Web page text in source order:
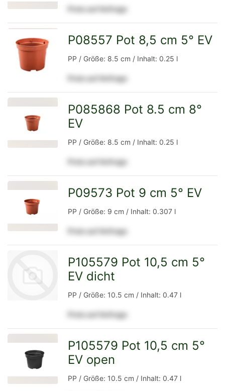
Detailseite
Preis auf Anfrage
Detailseite
P08557 Pot 8,5 cm 5° EV
PP / Größe: 8.5 cm / Inhalt: 0.25 l
Preis auf Anfrage
P085868 Pot 8.5 cm 8°
EV
PP / Größe: 8.5 cm / Inhalt: 0.25 l
Preis auf Anfrage
Detailseite
P09573 Pot 9 cm 5° EV
PP / Größe: 9 cm / Inhalt: 0.307 l
Preis auf Anfrage
Detailseite
P105579 Pot 10,5 cm 5°
EV dicht
PP / Größe: 10.5 cm / Inhalt: 0.47 l
Preis auf Anfrage
P105579 Pot 10,5 cm 5°
EV open
PP / Größe: 10.5 cm / Inhalt: 0.47 l